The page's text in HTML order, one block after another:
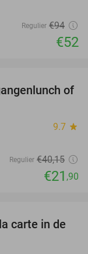
Regulier €94
€52
45%
of
9.7 star
Regulier €40,15
€21 ,90
33%
carte in de